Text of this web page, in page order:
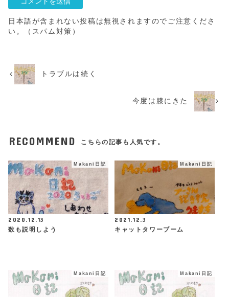
日本語が含まれない投稿は無視されますのでご注意くださ
い。（スパム対策）
トラブルは続く
今度は膝にきた
RECOMMEND こちらの記事も人気です。
Makani日記
2020.12.13
数も説明しよう
Makani日記
2021.12.3
キャットタワーブーム
Makani日記 Makani日記